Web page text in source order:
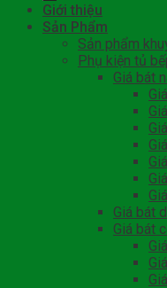
Giới thiệu
Sản Phẩm
Sản phẩm
Phụ kiện tủ
Giá bát
Giá bát
Giá bát